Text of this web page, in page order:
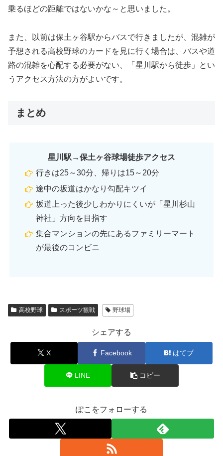
乗るほどの距離ではないかな～と思いました。
また、以前は保土ヶ谷駅からバスで行きましたが、混雑が
予想される高校野球のカードを見に行く場合は、バスや道
路の混雑を心配する必要がない、「星川駅から徒歩」とい
うアクセス方法の方がよいです。
まとめ
星川駅→保土ヶ谷球場徒歩アクセス
行きは25～30分、帰りは15～20分
途中の坂道はかなり勾配キツイ
坂道上った後少しわかりにくいが「星川杉山
神社」方向を目指す
集合マンションの先にあるファミリーマート
が最後のコンビニ
高校野球 スポーツ観戦 野球場
シェアする
X Facebook はてブ
LINE コピー
ぽこをフォローする